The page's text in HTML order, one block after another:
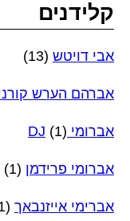
קלידנים
אבי דויטש (13)
אברהם הערש
אברומי DJ (1)
אברומי פרידמן (1)
אברימי אייזנבאך (1)